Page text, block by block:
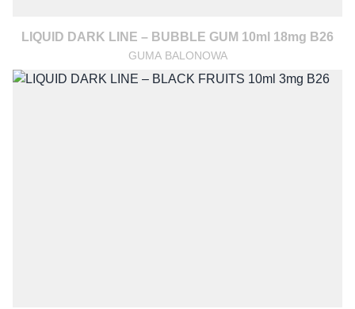
LIQUID DARK LINE – BUBBLE GUM 10ml 18mg B26
GUMA BALONOWA